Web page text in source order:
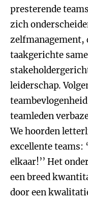
presterende
zich
zelfmanagement,
taakgerichte
leiderschap.
teamleden
We hoorden
excellente teams:
elkaar!’’ Het
een breed
door een